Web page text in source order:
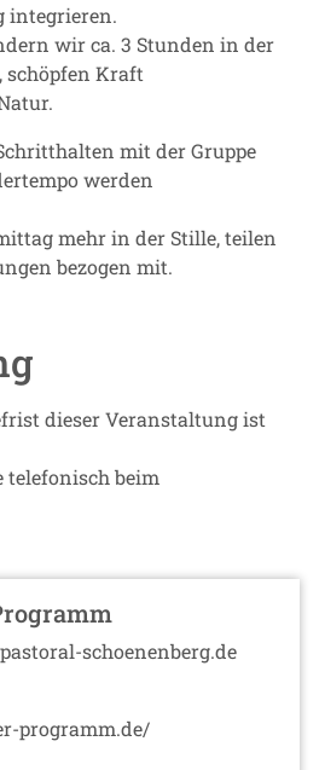
integrieren.
wir ca. 3 Stunden in der
schöpfen Kraft
mit der Gruppe
werden
mehr in der Stille, teilen
bezogen mit.
dieser Veranstaltung ist
telefonisch beim
schoenenberg.de
programm.de/